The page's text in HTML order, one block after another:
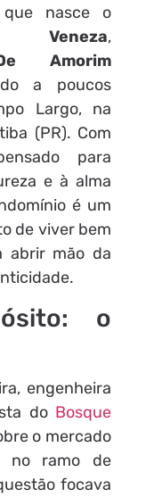
que nasce o
Veneza,
Amorim
a poucos
Largo, na
(PR). Com
para
e à alma
é um
de viver bem
abrir mão da
o
engenheira
do Bosque
o mercado
no ramo de
focava